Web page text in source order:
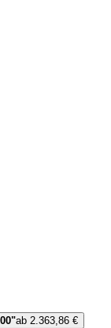
ab 2.363,86 €